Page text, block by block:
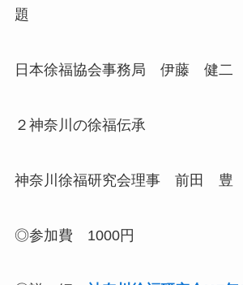
題
日本徐福協会事務局 伊藤 健二
２神奈川の徐福伝承
神奈川徐福研究会理事 前田 豊
◎参加費 1000円